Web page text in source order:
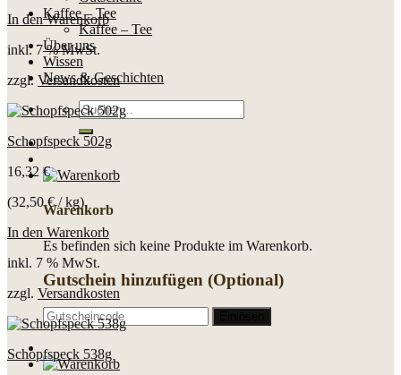
Kaffee – Tee
Kaffee – Tee
Über uns
Wissen
News & Geschichten
Suche
nach:
Warenkorb
Es befinden sich keine Produkte im Warenkorb.
Gutschein hinzufügen (Optional)
In den Warenkorb
inkl. 7 % MwSt.
zzgl. Versandkosten
Schopfspeck 502g
16,32 €
(32,50€/kg)
In den Warenkorb
inkl. 7 % MwSt.
zzgl. Versandkosten
Schopfspeck 538g